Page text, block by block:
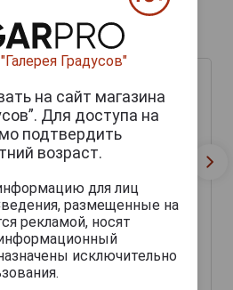
PERDOMO
Perdomo Craft Series
Amber Sun Grown Gordo
Градусов"
на сайт магазина
Для доступа на
подтвердить
возраст.
для лиц
размещенные на
рекламой, носят
исключительно